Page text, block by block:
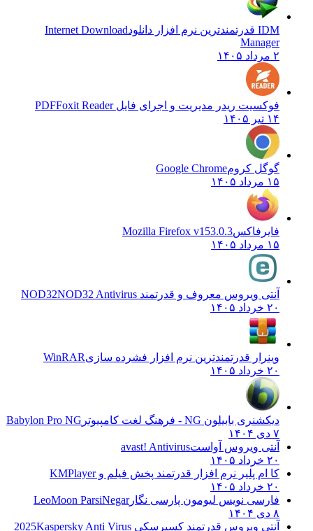
IDM قدرتمندترین نرم افزار دانلود
Internet Download
Manager
۲ مرداد ۱۴۰۵
فوکسیت ریدر مدیریت و اجرای فایل PDFFoxit Reader
۱۴ تیر ۱۴۰۵
گوگل کرومGoogle Chrome
۱۵ مرداد ۱۴۰۵
فایرفاکسMozilla Firefox v153.0.3
۱۵ مرداد ۱۴۰۵
آنتی ویروس معروف و قدرتمند NOD32 NOD32 Antivirus
۲۰ خرداد ۱۴۰۵
وینرار قدرتمندترین نرم افزار فشرده سازیWinRAR
۲۰ خرداد ۱۴۰۵
دیکشنری بابیلون NG - فرهنگ لغت کامپیوتر
Babylon Pro NG
۷ دی ۱۴۰۴
آنتی ویروس آواستavast! Antivirus
۲۰ خرداد ۱۴۰۵
کا ام پلیر نرم افزار قدرتمند پخش فیلم وKMPlayer
۲۰ خرداد ۱۴۰۵
فارسی نویس لیومون پارسی نگارLeoMoon ParsiNegar
۸ دی ۱۴۰۴
آنتی ویروس قدرتمند کسپرسکی 2025 Kaspersky Anti Virus